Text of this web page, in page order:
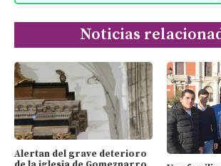
Noticias
Alertan del grave deterioro